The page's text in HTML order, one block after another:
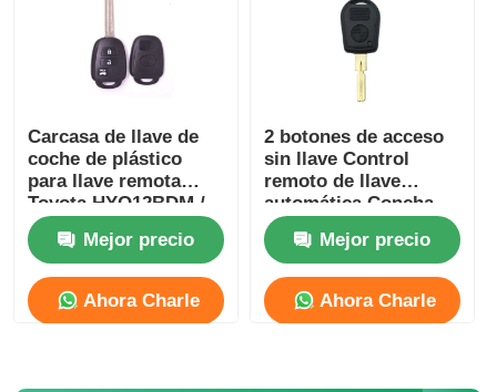
Carcasa de llave de
coche de plástico
para llave remota
Toyota HYQ12BDM /
HYQ12BDP / GQ4-52T
Mejor precio
Ahora Charle
2 botones de acceso
sin llave Control
remoto de llave
automática Concha
para E38 E39 E36 Z3
Mejor precio
Ahora Charle